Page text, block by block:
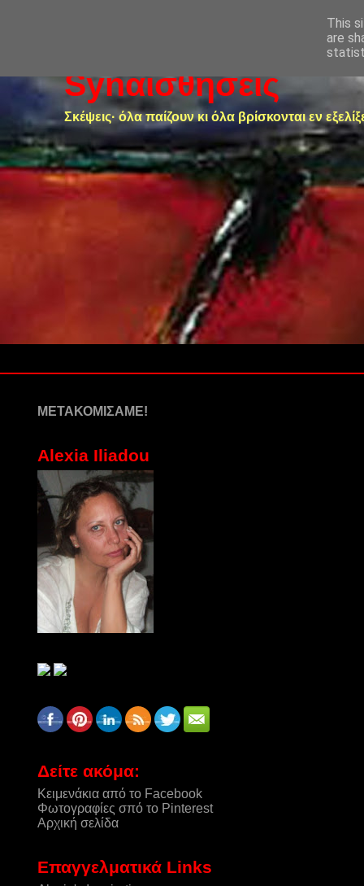
Synαισθήσεις
Σκέψεις· όλα παίζουν κι όλα βρίσκονται εν
ΜΕΤΑΚΟΜΙΣΑΜΕ!
Alexia Iliadou
Δείτε ακόμα:
Κειμενάκια από το Facebook
Φωτογραφίες σπό το Pinterest
Αρχική σελίδα
Επαγγελματικά Links
This
are